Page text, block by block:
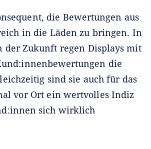
die Bewertungen aus
in die Läden zu bringen. In
der Zukunft regen Displays mit
die
sind sie auch für das
vor Ort ein wertvolles Indiz
sich wirklich